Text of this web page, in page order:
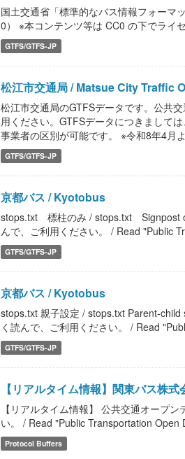
国土交通省「標準的なバス情報フォーマ
0） ※本コンテンツ等は CC0 の下でライ
GTFS/GTFS-JP
松江市交通局 / Matsue City Traffic
松江市交通局のGTFSデータです。公共
用ください。GTFSデータにつきまして
事業者の区別が可能です。 ※令和8年4
GTFS/GTFS-JP
京都バス / Kyotobus
stops.txt 標柱のみ / stops.txt Signpost
んで、ご利用ください。 / Read "Public
GTFS/GTFS-JP
京都バス / Kyotobus
stops.txt 親子設定 / stops.txt Parent-
く読んで、ご利用ください。 / Read
GTFS/GTFS-JP
【リアルタイム情報】関東バス株式
【リアルタイム情報】 公共交通オープ
い。 / Read "Public Transportation
Protocol Buffers